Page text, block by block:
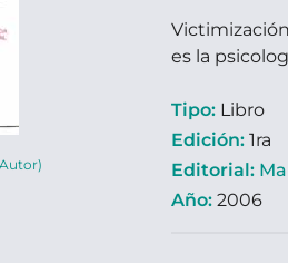
es la
Tipo: Libro
Edición: 1ra
Editorial:
Año: 2006